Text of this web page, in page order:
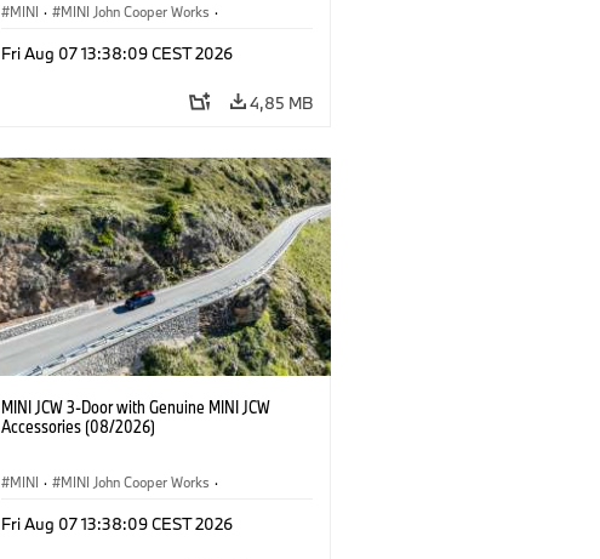
MINI · MINI John Cooper Works ·
Opcionális extrák, kiegészítők
Fri Aug 07 13:38:09 CEST 2026
4,85 MB
MINI JCW 3-Door with Genuine MINI JCW
Accessories (08/2026)
MINI · MINI John Cooper Works ·
Opcionális extrák, kiegészítők
Fri Aug 07 13:38:09 CEST 2026